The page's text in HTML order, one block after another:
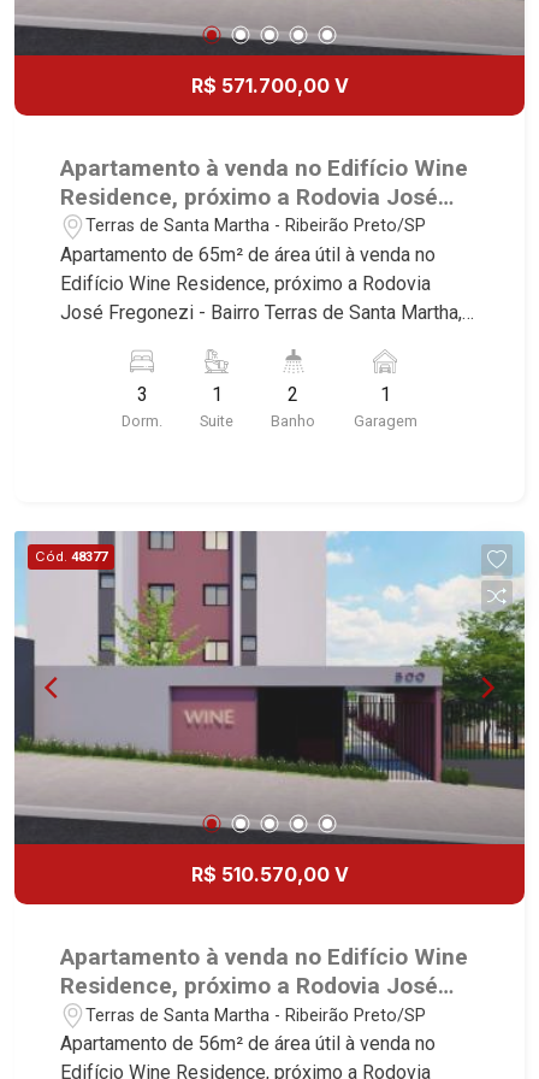
R$ 571.700,00 V
Apartamento à venda no Edifício Wine
Residence, próximo a Rodovia José
Fregonezi - Ribeirão Preto/SP.
Terras de Santa Martha - Ribeirão Preto/SP
Apartamento de 65m² de área útil à venda no
Edifício Wine Residence, próximo a Rodovia
José Fregonezi - Bairro Terras de Santa Martha,
deste imóvel que a Martinelli Imobiliária
selecionou para você: - 65m² de área útil - 3
dormitórios sendo 1 suíte - Banheiro social - Sala
Fiúsa, 1051 - Alto da Boa Vista | Ribeirão Preto.
3
Dorm.
1
Suite
2
Banho
1
Garagem
Cód. 48377
R$ 510.570,00 V
Apartamento à venda no Edifício Wine
Residence, próximo a Rodovia José
Fregonezi - Ribeirão Preto/SP.
Terras de Santa Martha - Ribeirão Preto/SP
Apartamento de 56m² de área útil à venda no
Edifício Wine Residence, próximo a Rodovia